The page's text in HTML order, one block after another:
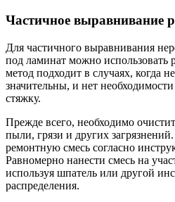
Частичное выравнивание
Для частичного выравнивания
под ламинат можно использовать
метод подходит в случаях, когда
значительны, и нет
стяжку.
Прежде всего, необходимо
пыли, грязи и других
ремонтную смесь согласно
Равномерно нанести смесь на
используя шпатель или другой
распределения.